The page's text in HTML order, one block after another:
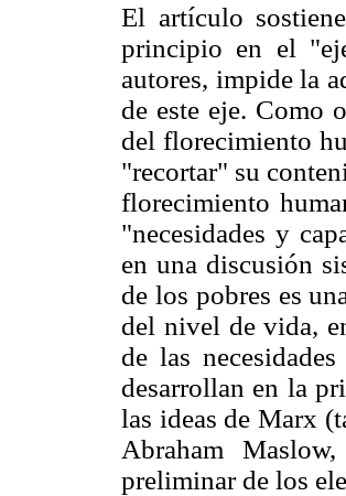
El artículo
principio en el
autores, impide la
de este eje. Como
del florecimiento
"recortar" su
florecimiento
"necesidades y
en una discusión
de los pobres es
del nivel de vida,
de las
desarrollan en la
las ideas de Marx
Abraham
preliminar de los